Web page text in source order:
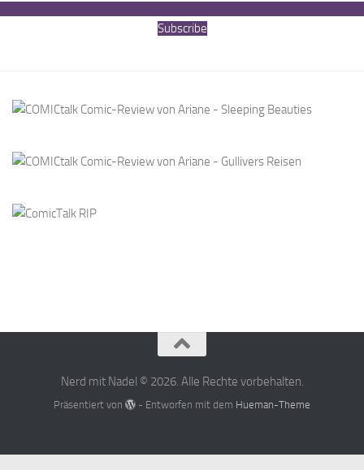
Subscribe
Nerd mit Nadel © 2026. Alle Rechte vorbehalten.
Präsentiert von - Entworfen mit dem Hueman-Theme